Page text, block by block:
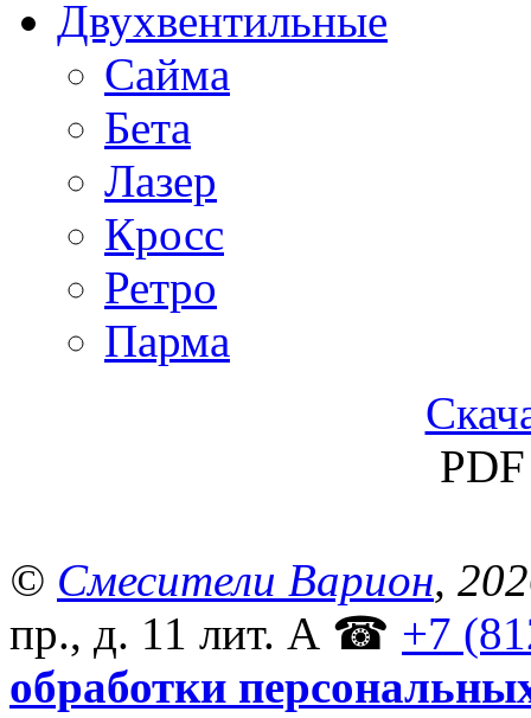
Двухвентильные
Сайма
Бета
Лазер
Кросс
Ретро
Парма
© Смесители Варион,
пр., д. 11 лит. А ☎ +7
обработки